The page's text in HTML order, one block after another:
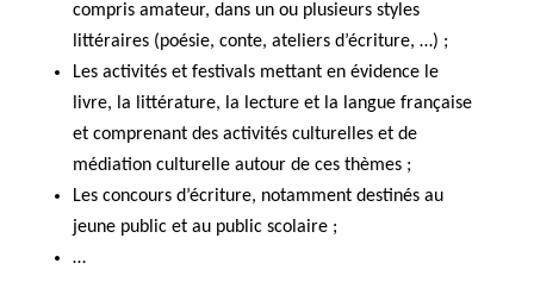
compris amateur, dans un ou plusieurs styles
littéraires (poésie, conte, ateliers d’écriture, …) ;
Les activités et festivals mettant en évidence le
livre, la littérature, la lecture et la langue française
et comprenant des activités culturelles et de
médiation culturelle autour de ces thèmes ;
Les concours d’écriture, notamment destinés au
jeune public et au public scolaire ;
…